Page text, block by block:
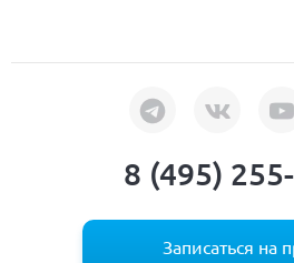
8 (495)
Записаться на